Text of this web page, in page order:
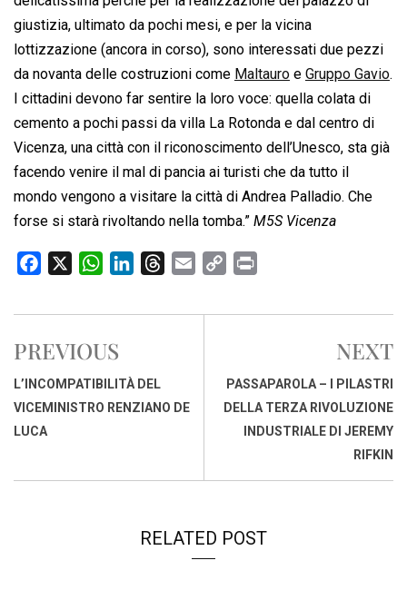
giustizia, ultimato da pochi mesi, e per la vicina
lottizzazione (ancora in corso), sono interessati due pezzi
da novanta delle costruzioni come Maltauro e Gruppo Gavio.
I cittadini devono far sentire la loro voce: quella colata di
cemento a pochi passi da villa La Rotonda e dal centro di
Vicenza, una città con il riconoscimento dell’Unesco, sta già
facendo venire il mal di pancia ai turisti che da tutto il
mondo vengono a visitare la città di Andrea Palladio. Che
forse si starà rivoltando nella tomba.” M5S Vicenza
c
b
o
o
k
W
a
s
A
p
n
d
I
r
s
a
p
i
n
i
PREVIOUS
L’INCOMPATIBILITÀ DEL
VICEMINISTRO RENZIANO DE
LUCA
NEXT
PASSAPAROLA – I PILASTRI
DELLA TERZA RIVOLUZIONE
INDUSTRIALE DI JEREMY
RIFKIN
RELATED POST